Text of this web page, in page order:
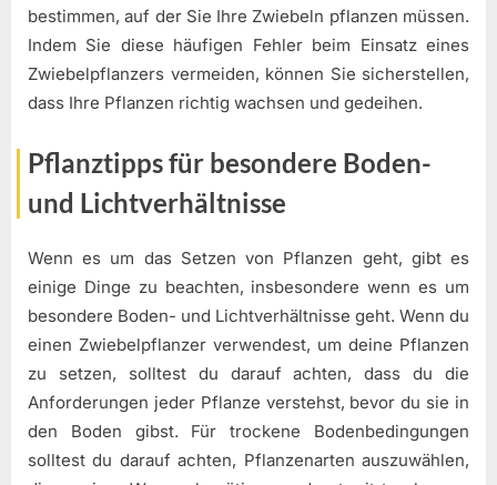
bestimmen, auf der Sie Ihre Zwiebeln pflanzen müssen.
Indem Sie diese häufigen Fehler beim Einsatz eines
Zwiebelpflanzers vermeiden, können Sie sicherstellen,
dass Ihre Pflanzen richtig wachsen und gedeihen.
Pflanztipps für besondere Boden-
und Lichtverhältnisse
Wenn es um das Setzen von Pflanzen geht, gibt es
einige Dinge zu beachten, insbesondere wenn es um
besondere Boden- und Lichtverhältnisse geht. Wenn du
einen Zwiebelpflanzer verwendest, um deine Pflanzen
zu setzen, solltest du darauf achten, dass du die
Anforderungen jeder Pflanze verstehst, bevor du sie in
den Boden gibst. Für trockene Bodenbedingungen
solltest du darauf achten, Pflanzenarten auszuwählen,